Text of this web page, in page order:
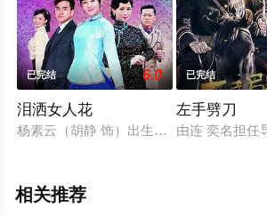
已完结 6.0
泪洒女人花
杨素云（胡静 饰）出生在贫穷的家庭之
已完结
左手劈刀
由连 奕名担任
相关推荐